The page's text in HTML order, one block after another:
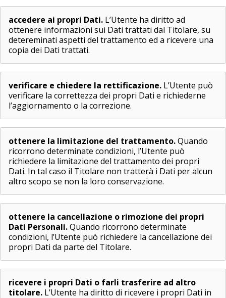
accedere ai propri Dati. L’Utente ha diritto ad
ottenere informazioni sui Dati trattati dal Titolare, su
detereminati aspetti del trattamento ed a ricevere una
copia dei Dati trattati.
verificare e chiedere la rettificazione. L’Utente può
verificare la correttezza dei propri Dati e richiederne
l’aggiornamento o la correzione.
ottenere la limitazione del trattamento.Quando
ricorrono determinate condizioni, l’Utente può
richiedere la limitazione del trattamento dei propri
Dati. In tal caso il Titolare non tratterà i Dati per alcun
altro scopo se non la loro conservazione.
ottenere la cancellazione o rimozione dei propri
Dati Personali.Quando ricorrono determinate
condizioni, l’Utente può richiedere la cancellazione dei
propri Dati da parte del Titolare.
ricevere i propri Dati o farli trasferire ad altro
titolare. L’Utente ha diritto di ricevere i propri Dati in